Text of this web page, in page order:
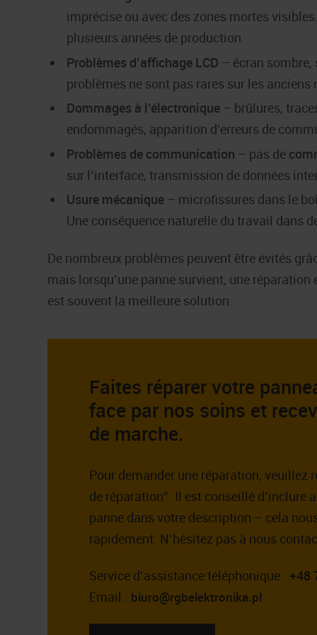
imprécise ou avec des zones mortes
plusieurs années de production.
Problèmes d’affichage LCD – écran
problèmes ne sont pas rares sur les anciens
Dommages à l’électronique – brûlures,
endommagés, apparition d’erreurs de
Problèmes de communication – pas de
sur l’interface, transmission de données
Usure mécanique – microfissures dans le
Une conséquence naturelle du travail dans
De nombreux problèmes peuvent être évités
mais lorsqu’une panne survient, une
est souvent la meilleure solution.
Faites réparer votre
face par nos soins et
de marche.
Pour demander une réparation, veuillez
de réparation”. Il est conseillé d’inclure
panne dans votre description – cela
rapidement. N’hésitez pas à nous
Service d’assistance téléphonique : +48
Email : biuro@rgbelektronika.pl